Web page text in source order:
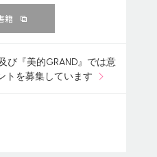
籍
び『美的GRAND』では意
トを募集しています